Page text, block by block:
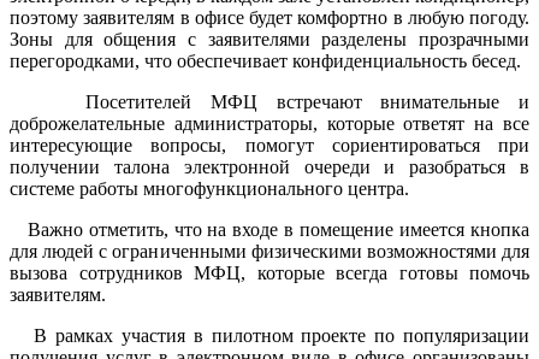
поэтому заявителям в офисе будет комфортно в любую погоду.
Зоны для общения с заявителями разделены прозрачными
перегородками, что обеспечивает конфиденциальность бесед.
Посетителей МФЦ встречают внимательные и
доброжелательные администраторы, которые ответят на все
интересующие вопросы, помогут сориентироваться при
получении талона электронной очереди и разобраться в
системе работы многофункционального центра.
Важно отметить, что на входе в помещение имеется кнопка
для людей с ограниченными физическими возможностями для
вызова сотрудников МФЦ, которые всегда готовы помочь
заявителям.
В рамках участия в пилотном проекте по популяризации